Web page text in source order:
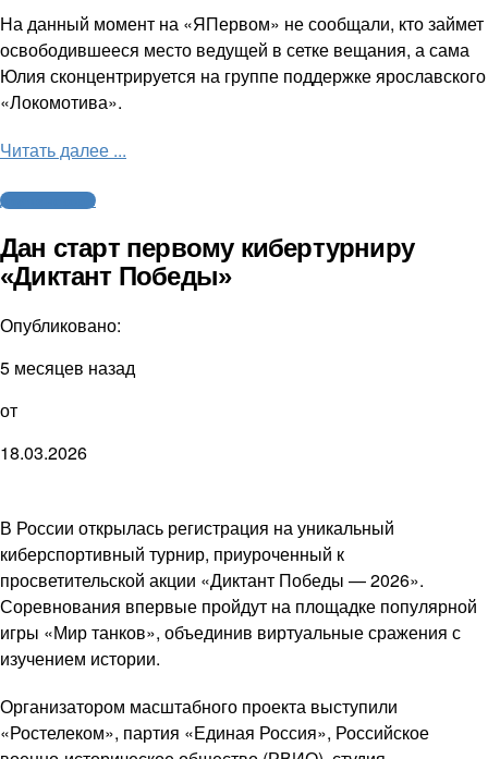
На данный момент на «ЯПервом» не сообщали, кто займет
освободившееся место ведущей в сетке вещания, а сама
Юлия сконцентрируется на группе поддержке ярославского
«Локомотива».
Читать далее ...
Другие новости
Дан старт первому кибертурниру
«Диктант Победы»
Опубликовано:
5 месяцев назад
от
18.03.2026
В России открылась регистрация на уникальный
киберспортивный турнир, приуроченный к
просветительской акции «Диктант Победы — 2026».
Соревнования впервые пройдут на площадке популярной
игры «Мир танков», объединив виртуальные сражения с
изучением истории.
Организатором масштабного проекта выступили
«Ростелеком», партия «Единая Россия», Российское